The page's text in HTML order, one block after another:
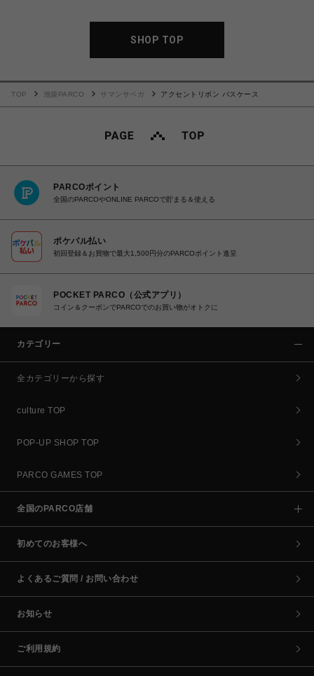
SHOP TOP
TOP 池袋PARCO サマンサベガ アクセントリボン パスケース
PARCOポイント
全国のPARCOやONLINE PARCOで貯まる＆使える
ポケパル払い
初回登録＆お買物で最大1,500円分のPARCOポイント進呈
POCKET PARCO（公式アプリ）
コイン＆クーポンでPARCOでのお買い物がオトクに
カテゴリー
全カテゴリーから探す
culture TOP
POP-UP SHOP TOP
PARCO GAMES TOP
全国のPARCO店舗
初めてのお客様へ
よくあるご質問 / お問い合わせ
お知らせ
ご利用規約